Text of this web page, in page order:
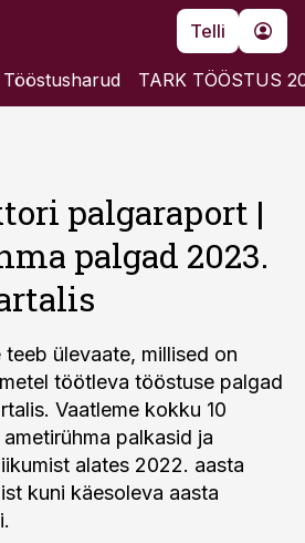
Telli
Tööstusharud TARK TÖÖSTUS
palgaraport |
palgad 2023.
ülevaate, millised on
töötleva tööstuse palgad
Vaatleme kokku 10
palkasid ja
alates 2022. aasta
kuni käesoleva aasta